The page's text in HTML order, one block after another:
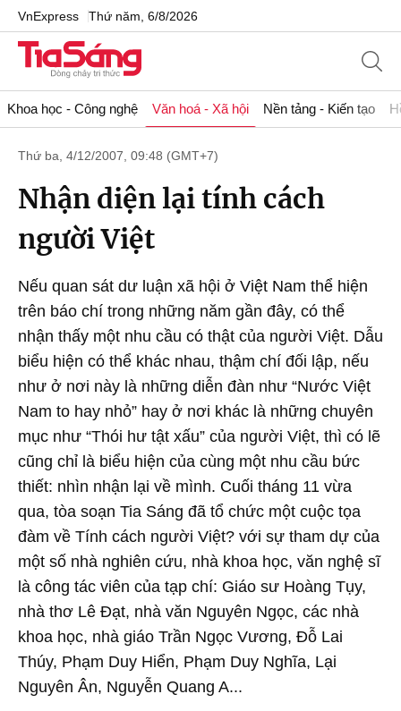
VnExpress Thứ năm, 6/8/2026
Khoa học - Công nghệ Văn hoá - Xã hội Nền tảng - Kiến tạo
Thứ ba, 4/12/2007, 09:48 (GMT+7)
Nhận diện lại tính cách
người Việt
Nếu quan sát dư luận xã hội ở Việt Nam thể hiện
trên báo chí trong những năm gần đây, có thể
nhận thấy một nhu cầu có thật của người Việt. Dẫu
biểu hiện có thể khác nhau, thậm chí đối lập, nếu
như ở nơi này là những diễn đàn như “Nước Việt
Nam to hay nhỏ” hay ở nơi khác là những chuyên
mục như “Thói hư tật xấu” của người Việt, thì có lẽ
cũng chỉ là biểu hiện của cùng một nhu cầu bức
thiết: nhìn nhận lại về mình. Cuối tháng 11 vừa
qua, tòa soạn Tia Sáng đã tổ chức một cuộc tọa
đàm về Tính cách người Việt? với sự tham dự của
một số nhà nghiên cứu, nhà khoa học, văn nghệ sĩ
là công tác viên của tạp chí: Giáo sư Hoàng Tụy,
nhà thơ Lê Đạt, nhà văn Nguyên Ngọc, các nhà
khoa học, nhà giáo Trần Ngọc Vương, Đỗ Lai
Thúy, Phạm Duy Hiển, Phạm Duy Nghĩa, Lại
Nguyên Ân, Nguyễn Quang A...